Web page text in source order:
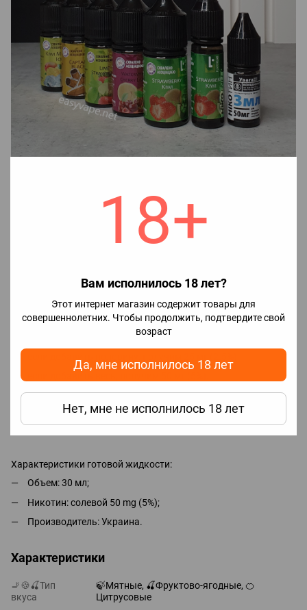
18+
Вам исполнилось 18 лет?
Этот интернет магазин содержит товары для
совершеннолетних. Чтобы продолжить, подтвердите свой
возраст
Да, мне исполнилось 18 лет
Нет, мне не исполнилось 18 лет
1. В самый большой флакон залить никобустер (при
необходимости), затем глицерин, после чего хорошо
Примечание!
Добавление никобустера:
если не добавить никобустер, получим 0 мг, без никотина;
Для достижения максимального вкуса необходимо
подождать 2-5 дней, но парить можно сразу.
Характеристики готовой жидкости:
Объем: 30 мл;
Никотин: солевой 50 mg (5%);
Производитель: Украина.
Характеристики
🚬🍪🍒Тип
вкуса
🍃Мятные, 🍒Фруктово-ягодные, 🍊
Цитрусовые